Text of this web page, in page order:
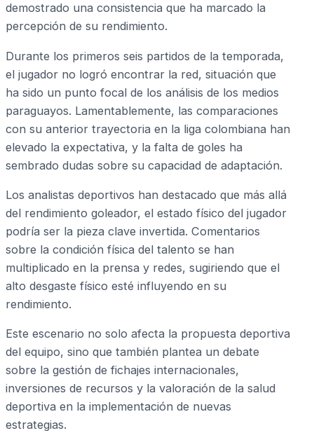
demostrado una consistencia que ha marcado la
percepción de su rendimiento.
Durante los primeros seis partidos de la temporada,
el jugador no logró encontrar la red, situación que
ha sido un punto focal de los análisis de los medios
paraguayos. Lamentablemente, las comparaciones
con su anterior trayectoria en la liga colombiana han
elevado la expectativa, y la falta de goles ha
sembrado dudas sobre su capacidad de adaptación.
Los analistas deportivos han destacado que más allá
del rendimiento goleador, el estado físico del jugador
podría ser la pieza clave invertida. Comentarios
sobre la condición física del talento se han
multiplicado en la prensa y redes, sugiriendo que el
alto desgaste físico esté influyendo en su
rendimiento.
Este escenario no solo afecta la propuesta deportiva
del equipo, sino que también plantea un debate
sobre la gestión de fichajes internacionales,
inversiones de recursos y la valoración de la salud
deportiva en la implementación de nuevas
estrategias.